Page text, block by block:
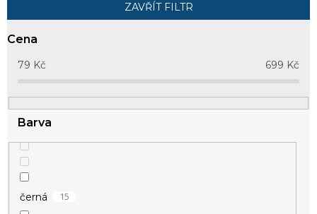
r
o
t
ů
ZAVŘÍT FILTR
Cena
79 Kč 699 Kč
Barva
černá 15